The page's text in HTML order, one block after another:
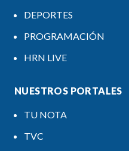
DEPORTES
PROGRAMACIÓN
HRN LIVE
NUESTROS PORTALES
TU NOTA
TVC